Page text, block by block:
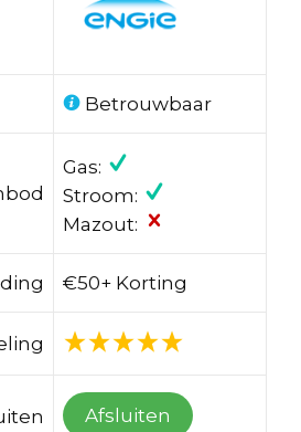
Betrouwbaar
Gas:
Stroom:
Mazout:
€50+ Korting
Afsluiten